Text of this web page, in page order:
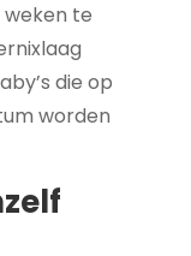
te
die op
worden